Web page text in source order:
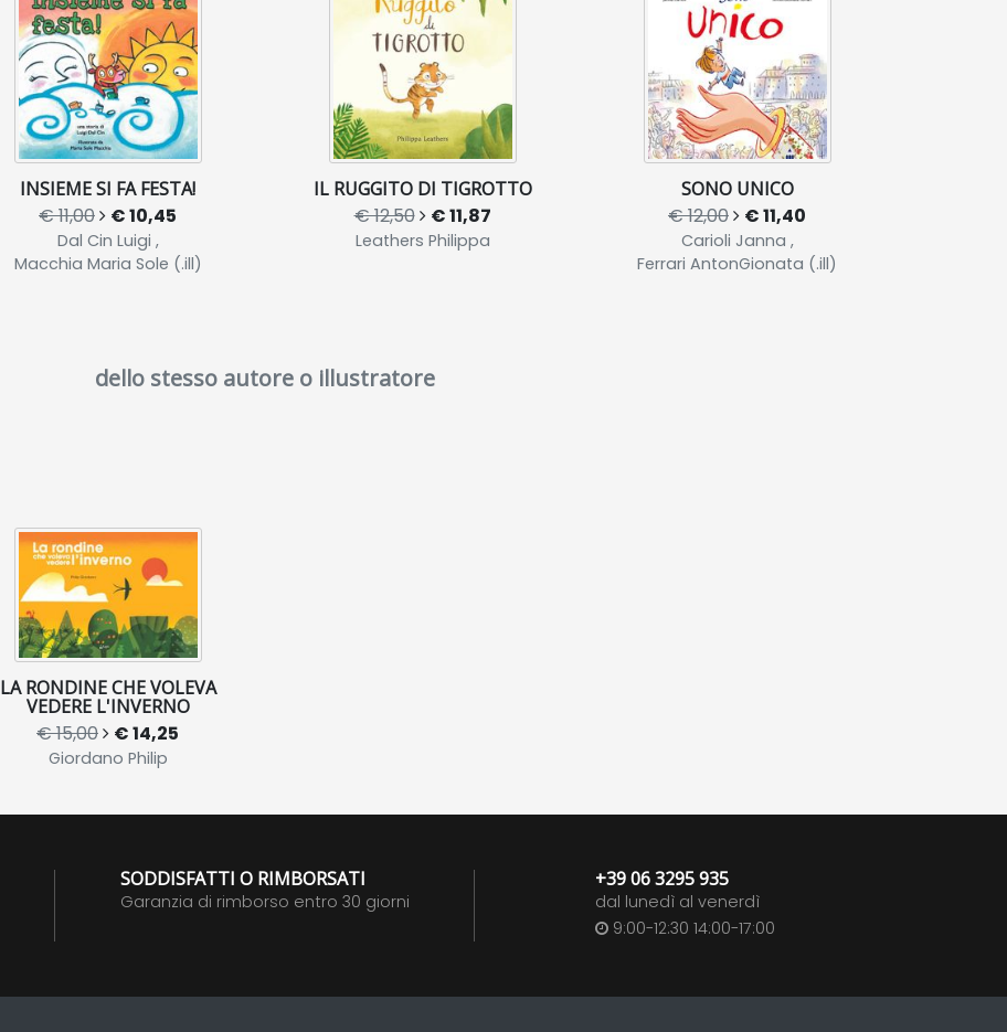
INSIEME SI FA FESTA!
€ 11,00 € 10,45
Dal Cin Luigi ,
Macchia Maria Sole (.ill)
IL RUGGITO DI TIGROTTO
€ 12,50 € 11,87
Leathers Philippa
SONO UNICO
€ 12,00 € 11,40
Carioli Janna ,
Ferrari AntonGionata (.ill)
dello stesso autore o illustratore
LA RONDINE CHE VOLEVA
VEDERE L'INVERNO
€ 15,00 € 14,25
Giordano Philip
SODDISFATTI O RIMBORSATI
Garanzia di rimborso entro 30 giorni
+39 06 3295 935
dal lunedì al venerdì
9:00-12:30 14:00-17:00